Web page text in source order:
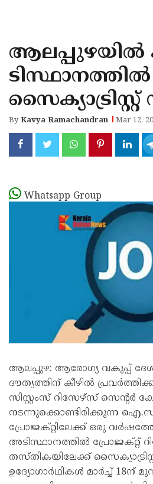
KANNUR
KASARAGOD
ആലപ്പുഴയിൽ
ടിസ്ഥാനത്തില്‍
ByKavya Ramachandran Mar 12,
Whatsapp Group
ആലപ്പുഴ: ആരോഗ്യ വകുപ്പ്
ദൗത്യത്തിന് കീഴില്‍
സിസ്റ്റംസ് റിസേഴ്‌സ് സെന്റര്‍
നടന്നുക്കൊണ്ടിരിക്കുന്ന
പ്രോജക്റ്റിലേക്ക് ഒരു
അടിസ്ഥാനത്തില്‍ പ്രോജക്റ്റ്
തസ്തികയിലേക്ക്
ഉദ്യോഗാർഥികൾ മാര്‍ച്ച് 18ന്